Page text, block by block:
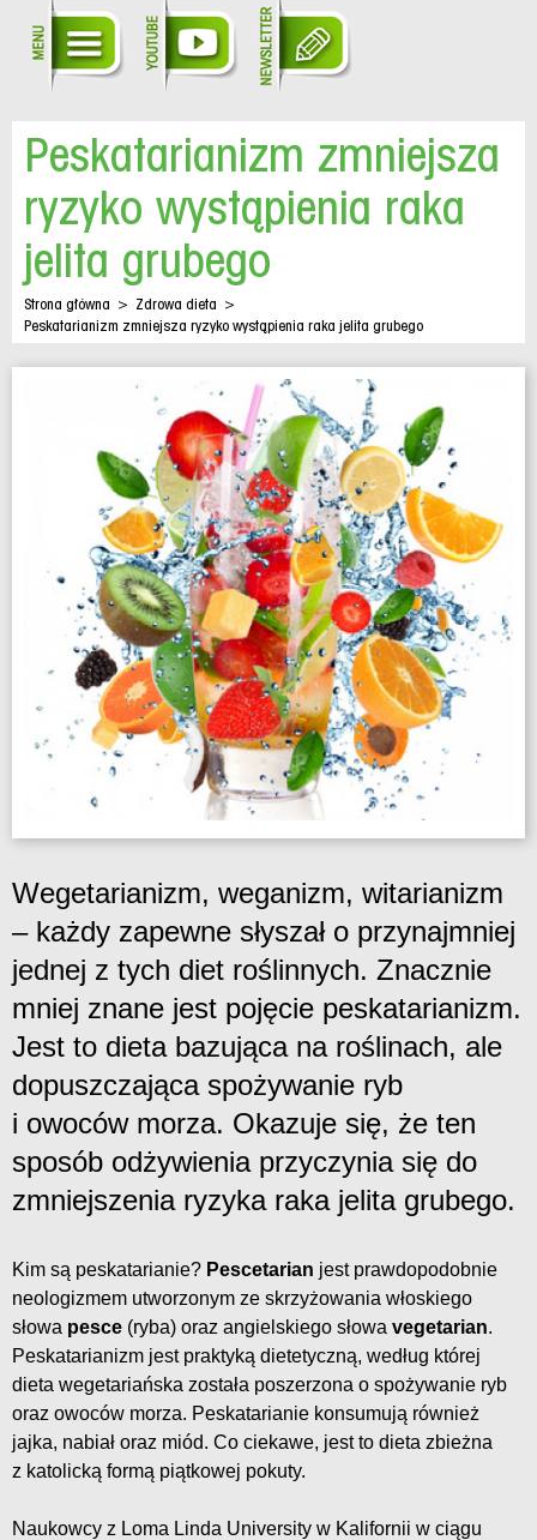
Peskatarianizm zmniejsza
ryzyko wystąpienia raka
jelita grubego
Strona główna > Zdrowa dieta >
Peskatarianizm zmniejsza ryzyko wystąpienia raka jelita grubego
Wegetarianizm, weganizm, witarianizm
– każdy zapewne słyszał o przynajmniej
jednej z tych diet roślinnych. Znacznie
mniej znane jest pojęcie peskatarianizm.
Jest to dieta bazująca na roślinach, ale
dopuszczająca spożywanie ryb
i owoców morza. Okazuje się, że ten
sposób odżywienia przyczynia się do
zmniejszenia ryzyka raka jelita grubego.
Kim są peskatarianie? Pescetarian jest prawdopodobnie
neologizmem utworzonym ze skrzyżowania włoskiego
słowa pesce (ryba) oraz angielskiego słowa vegetarian.
Peskatarianizm jest praktyką dietetyczną, według której
dieta wegetariańska została poszerzona o spożywanie ryb
oraz owoców morza. Peskatarianie konsumują również
jajka, nabiał oraz miód. Co ciekawe, jest to dieta zbieżna
z katolicką formą piątkowej pokuty.
Naukowcy z Loma Linda University w Kalifornii w ciągu